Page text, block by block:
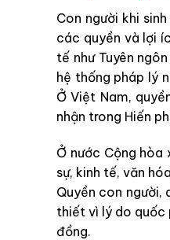
Con người khi
các quyền và lợi
tế như Tuyên
hệ thống pháp lý
Ở Việt Nam,
nhận trong Hiến
Ở nước Cộng hòa
sự, kinh tế, văn
Quyền con
thiết vì lý do quốc
đồng.